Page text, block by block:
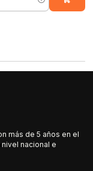
más de 5 años en el
nacional e